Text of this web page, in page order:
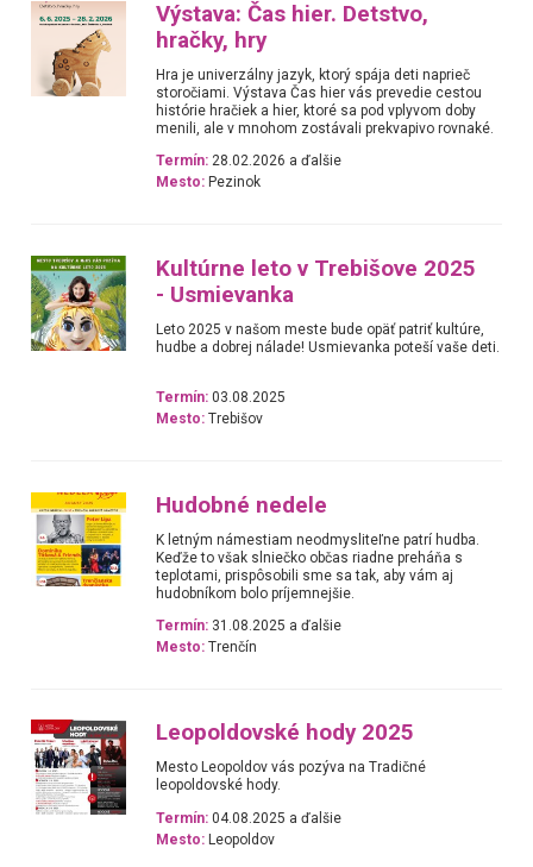
Výstava: Čas hier. Detstvo,
hračky, hry
Hra je univerzálny jazyk, ktorý spája deti naprieč
storočiami. Výstava Čas hier vás prevedie cestou
histórie hračiek a hier, ktoré sa pod vplyvom doby
menili, ale v mnohom zostávali prekvapivo rovnaké.
Termín: 28.02.2026 a ďalšie
Mesto: Pezinok
Kultúrne leto v Trebišove 2025
- Usmievanka
Leto 2025 v našom meste bude opäť patriť kultúre,
hudbe a dobrej nálade! Usmievanka poteší vaše deti.
Termín: 03.08.2025
Mesto: Trebišov
Hudobné nedele
K letným námestiam neodmysliteľne patrí hudba.
Keďže to však slniečko občas riadne preháňa s
teplotami, prispôsobili sme sa tak, aby vám aj
hudobníkom bolo príjemnejšie.
Termín: 31.08.2025 a ďalšie
Mesto: Trenčín
Leopoldovské hody 2025
Mesto Leopoldov vás pozýva na Tradičné
leopoldovské hody.
Termín: 04.08.2025 a ďalšie
Mesto: Leopoldov